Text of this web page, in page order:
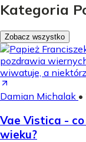
Kategoria
Zobacz wszystko
Damian Michalak •
Vae Vistica -
wieku?